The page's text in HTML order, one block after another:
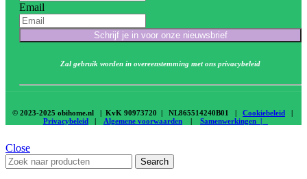
Email
Schrijf je in voor onze nieuwsbrief
Zal gebruik worden in overeenstemming met ons privacybeleid
© 2023-2025 obihome.nl | KvK 90973720 | NL865514240B01 | Cookiebeleid
Privacybeleid
Algemene voorwaarden Samenwerkingen |
Close
Search